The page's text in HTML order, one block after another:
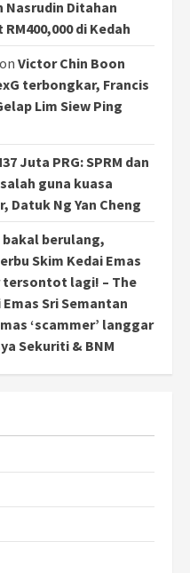
Nasrudin Ditahan
di Kedah
Victor Chin Boon
terbongkar, Francis
Lim Siew Ping
Juta PRG: SPRM dan
guna kuasa
Datuk Ng Yan Cheng
bakal berulang,
Skim Kedai Emas
tersontot lagi! – The
Emas Sri Semantan
‘scammer’ langgar
Sekuriti & BNM